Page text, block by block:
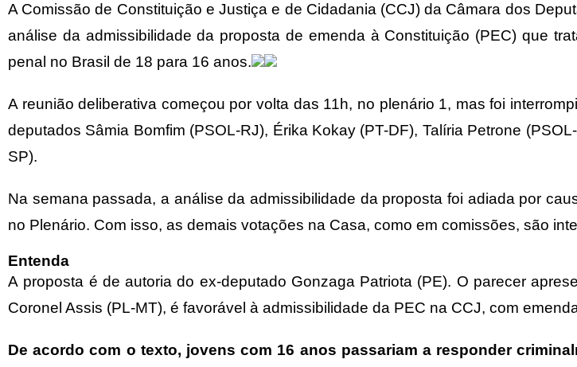
A Comissão de Constituição e Justiça e de Cidadania (CCJ) da Câmara dos
análise da admissibilidade da proposta de emenda à Constituição (PEC) que
penal no Brasil de 18 para 16 anos.
A reunião deliberativa começou por volta das 11h, no plenário 1, mas foi
deputados Sâmia Bomfim (PSOL-RJ), Érika Kokay (PT-DF), Talíria Petrone
SP).
Na semana passada, a análise da admissibilidade da proposta foi adiada por
no Plenário. Com isso, as demais votações na Casa, como em comissões, são
Entenda
A proposta é de autoria do ex-deputado Gonzaga Patriota (PE). O parecer
Coronel Assis (PL-MT), é favorável à admissibilidade da PEC na CCJ, com
De acordo com o texto, jovens com 16 anos passariam a responder